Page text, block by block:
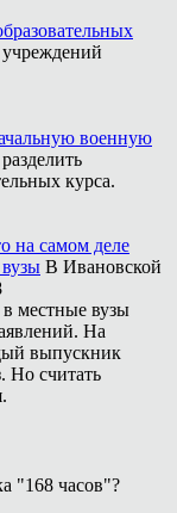
военную
курса.
на самом деле
В Ивановской
местные вузы
На
выпускник
Но считать
"168 часов"?